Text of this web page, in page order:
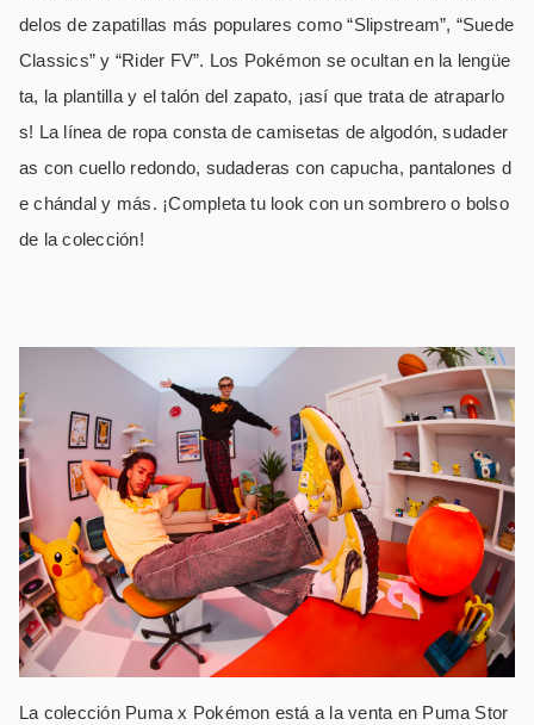
delos de zapatillas más populares como “Slipstream”, “Suede
Classics” y “Rider FV”. Los Pokémon se ocultan en la lengüe
ta, la plantilla y el talón del zapato, ¡así que trata de atraparlo
s! La línea de ropa consta de camisetas de algodón, sudader
as con cuello redondo, sudaderas con capucha, pantalones d
e chándal y más. ¡Completa tu look con un sombrero o bolso
de la colección!
La colección Puma x Pokémon está a la venta en Puma Stor